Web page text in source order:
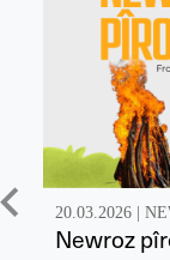
20.03.2026 |
Newroz